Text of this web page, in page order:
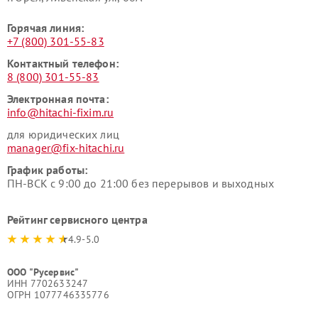
Горячая линия:
+7 (800) 301-55-83
Контактный телефон:
8 (800) 301-55-83
Электронная почта:
info@hitachi-fixim.ru
для юридических лиц
manager@fix-hitachi.ru
График работы:
ПН-ВСК с 9:00 до 21:00 без перерывов и выходных
Рейтинг сервисного центра
4.9-5.0
ООО "Русервис"
ИНН 7702633247
ОГРН 1077746335776